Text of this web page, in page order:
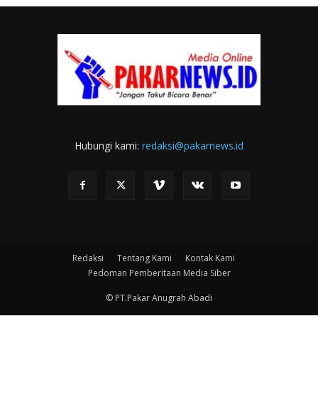
Hubungi kami: redaksi@pakarnews.id
Redaksi Tentang Kami
Kontak Kami
Pedoman Pemberitaan Media Siber
© PT.Pakar Anugrah Abadi